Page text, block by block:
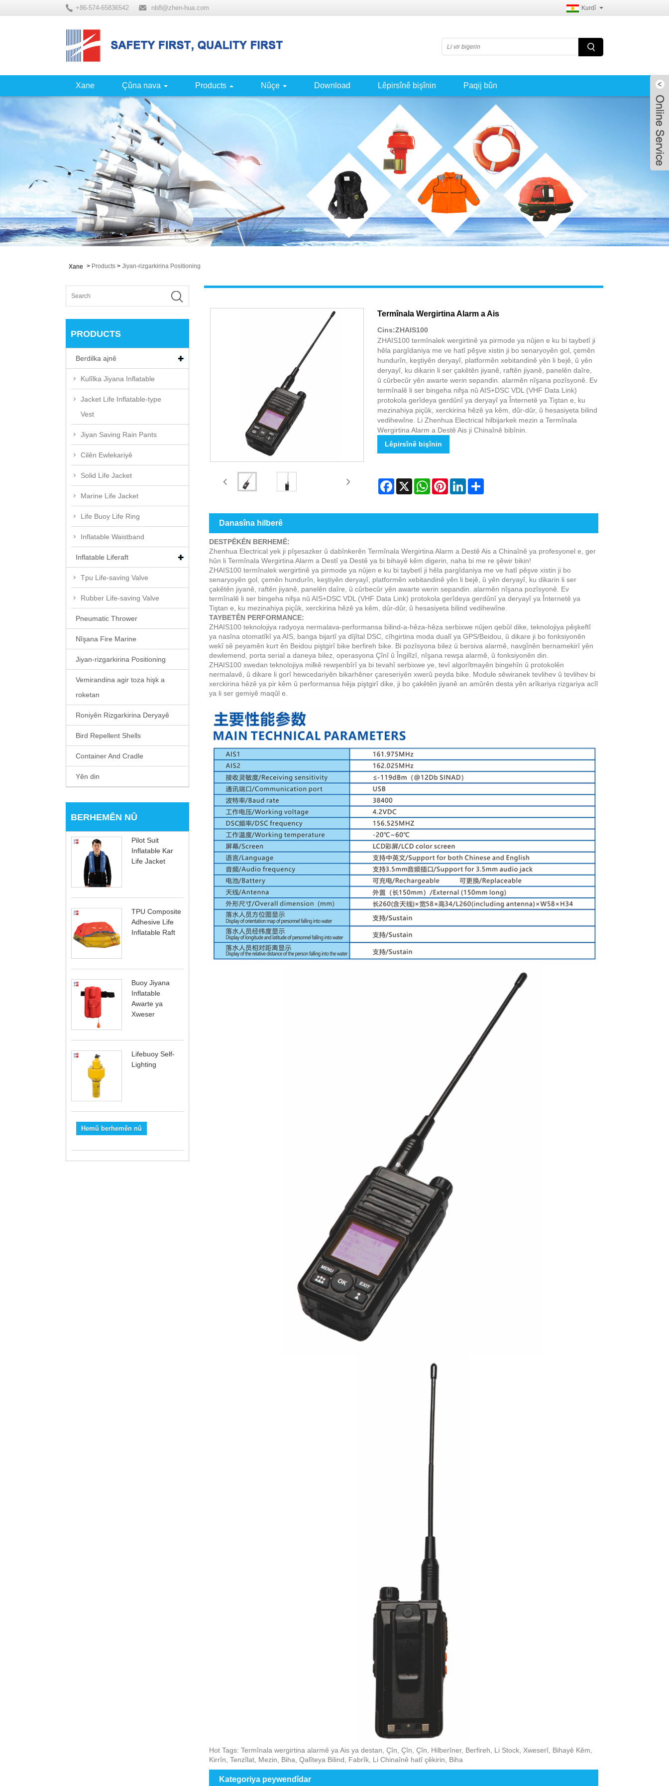
+86-574-65836542 nb8@zhen-hua.com Kurdî
Xane Çûna nava Products Nûçe Download Lêpirsînê bişînin Paqij bûn
Xane > Products > Jiyan-rizgarkirina Positioning
PRODUCTS
Berdilka ajnê
Kulîlka Jiyana Inflatable
Jacket Life Inflatable-type
Vest
Jiyan Saving Rain Pants
Cilên Ewlekariyê
Solid Life Jacket
Marine Life Jacket
Life Buoy Life Ring
Inflatable Waistband
Inflatable Liferaft
Tpu Life-saving Valve
Rubber Life-saving Valve
Pneumatic Thrower
Nîşana Fire Marine
Jiyan-rizgarkirina Positioning
Vemirandina agir toza hişk a
roketan
Roniyên Rizgarkirina Deryayê
Bird Repellent Shells
Container And Cradle
Yên din
BERHEMÊN NÛ
Pilot Suit
Inflatable Kar
Life Jacket
TPU Composite
Adhesive Life
Inflatable Raft
Buoy Jiyana
Inflatable
Awarte ya
Xweser
Lifebuoy Self-
Lighting
Hemû berhemên nû
Termînala Wergirtina Alarm a Ais
Cins:ZHAIS100
ZHAIS100 termînalek wergirtinê ya pirmode ya nûjen e ku bi taybetî ji
hêla pargîdaniya me ve hatî pêşve xistin ji bo senaryoyên gol, çemên
hundurîn, keştiyên deryayî, platformên xebitandinê yên li bejê, û yên
deryayî, ku dikarin li ser çakêtên jiyanê, raftên jiyanê, panelên daîre,
û cûrbecûr yên awarte werin sepandin. alarmên nîşana pozîsyonê. Ev
termînalê li ser bingeha nifşa nû AIS+DSC VDL (VHF Data Link)
protokola gerîdeya gerdûnî ya deryayî ya Înternetê ya Tiştan e, ku
mezinahiya piçûk, xerckirina hêzê ya kêm, dûr-dûr, û hesasiyeta bilind
vedihewîne. Li Zhenhua Electrical hilbijarkek mezin a Termînala
Wergirtina Alarm a Destê Ais ji Chinaînê bibînin.
Lêpirsînê bişînin
Facebook
X WhatsAppPinterestLinkedInShare
Danasîna hilberê
DESTPÊKÊN BERHEMÊ:
Zhenhua Electrical yek ji pîşesazker û dabînkerên Termînala Wergirtina Alarm a Destê Ais a Chinaînê ya profesyonel e, ger
hûn li Termînala Wergirtina Alarm a Destî ya Destê ya bi bihayê kêm digerin, naha bi me re şêwir bikin!
ZHAIS100 termînalek wergirtinê ya pirmode ya nûjen e ku bi taybetî ji hêla pargîdaniya me ve hatî pêşve xistin ji bo
senaryoyên gol, çemên hundurîn, keştiyên deryayî, platformên xebitandinê yên li bejê, û yên deryayî, ku dikarin li ser
çakêtên jiyanê, raftên jiyanê, panelên daîre, û cûrbecûr yên awarte werin sepandin. alarmên nîşana pozîsyonê. Ev
termînalê li ser bingeha nifşa nû AIS+DSC VDL (VHF Data Link) protokola gerîdeya gerdûnî ya deryayî ya Înternetê ya
Tiştan e, ku mezinahiya piçûk, xerckirina hêzê ya kêm, dûr-dûr, û hesasiyeta bilind vedihewîne.
TAYBETÊN PERFORMANCE:
ZHAIS100 teknolojiya radyoya nermalava-performansa bilind-a-hêza-hêza serbixwe nûjen qebûl dike, teknolojiya pêşkeftî
ya nasîna otomatîkî ya AIS, banga bijartî ya dîjîtal DSC, cîhgirtina moda dualî ya GPS/Beidou, û dikare ji bo fonksiyonên
wekî sê peyamên kurt ên Beidou piştgirî bike berfireh bike. Bi pozîsyona bilez û bersiva alarmê, navgînên bernamekirî yên
dewlemend, porta serial a daneya bilez, operasyona Çînî û Îngilîzî, nîşana rewşa alarmê, û fonksiyonên din.
ZHAIS100 xwedan teknolojiya milkê rewşenbîrî ya bi tevahî serbixwe ye, tevî algorîtmayên bingehîn û protokolên
nermalavê, û dikare li gorî hewcedariyên bikarhêner çareseriyên xwerû peyda bike. Module sêwiranek tevlihev û tevlihev bi
xerckirina hêzê ya pir kêm û performansa hêja piştgirî dike, ji bo çakêtên jiyanê an amûrên desta yên arîkariya rizgariya acîl
ya li ser gemiyê maqûl e.
Hot Tags: Termînala wergirtina alarmê ya Ais ya destan, Çîn, Çîn, Çîn, Hilberîner, Berfireh, Li Stock, Xweserî, Bihayê Kêm,
Kirrîn, Tenzîlat, Mezin, Biha, Qalîteya Bilind, Fabrîk, Li Chinaînê hatî çêkirin, Biha
Kategoriya peywendîdar